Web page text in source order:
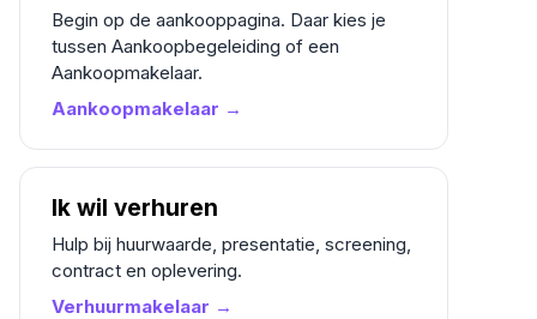
Begin op de aankooppagina. Daar kies je
tussen Aankoopbegeleiding of een
Aankoopmakelaar.
Aankoopmakelaar →
Ik wil verhuren
Hulp bij huurwaarde, presentatie, screening,
contract en oplevering.
Verhuurmakelaar →